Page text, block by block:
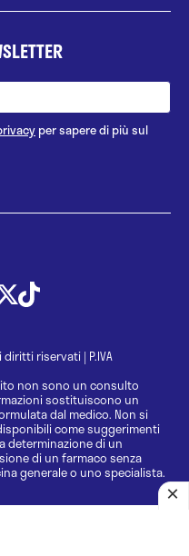
per sapere di più sul
diritti riservati | P.IVA
non sono un consulto
sostituiscono un
dal medico. Non si
come suggerimenti
determinazione di un
di un farmaco senza
generale o uno specialista.